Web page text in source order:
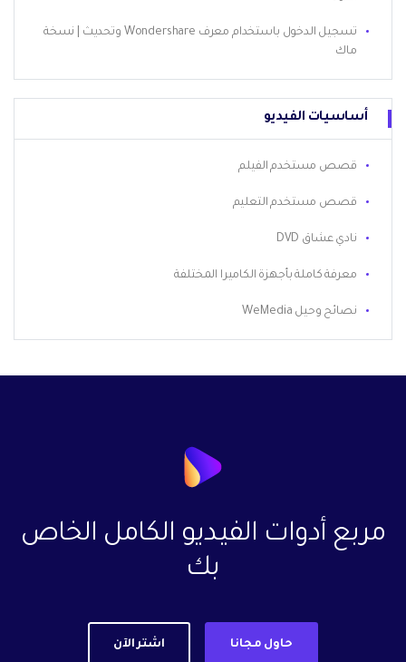
تسجيل الدخول باستخدام معرف Wondershare وتحديث | نسخة
ماك
أساسيات الفيديو
قصص مستخدم الفيلم
قصص مستخدم التعليم
نادي عشاق DVD
معرفة كاملة بأجهزة الكاميرا المختلفة
نصائح وحيل WeMedia
مربع أدوات الفيديو الكامل الخاص
بك
حاول مجانا اشتر الآن